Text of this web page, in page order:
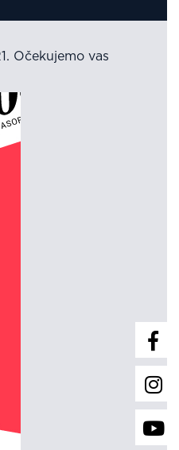
Očekujemo vas